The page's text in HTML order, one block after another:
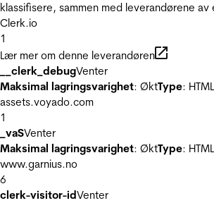
klassifisere, sammen med leverandørene
Clerk.io
1
Lær mer om denne leverandøren
__clerk_debugVenter
Maksimal lagringsvarighet: ØktType:
assets.voyado.com
1
_vaSVenter
Maksimal lagringsvarighet: ØktType:
www.garnius.no
6
clerk-visitor-idVenter